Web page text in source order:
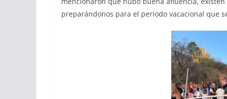
preparándonos para el periodo vacacional que